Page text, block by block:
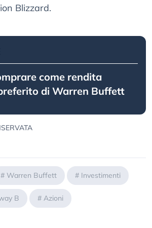
Blizzard.
come rendita
di Warren Buffett
# Warren Buffett # Investimenti
B # Azioni